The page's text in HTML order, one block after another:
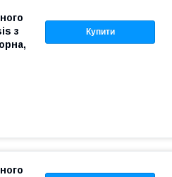
Купити
з